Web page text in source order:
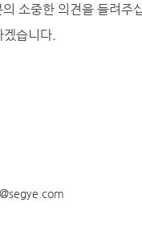
소중한 의견을 들려주
습니다.